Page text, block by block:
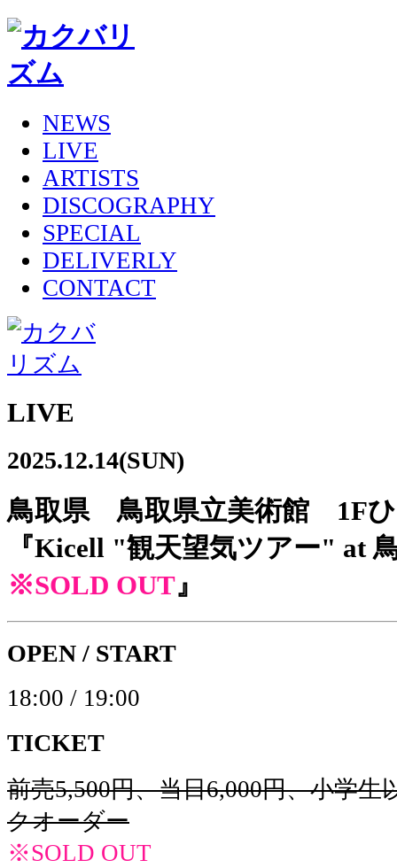
NEWS
LIVE
ARTISTS
DISCOGRAPHY
SPECIAL
DELIVERLY
CONTACT
LIVE
2025.12.14(SUN)
鳥取県 鳥取県立美術館 1F
『Kicell "観天望気ツアー" at
※SOLD OUT』
OPEN / START
18:00 / 19:00
TICKET
前売5,500円、当日6,000円、小学
クオーダー
※SOLD OUT